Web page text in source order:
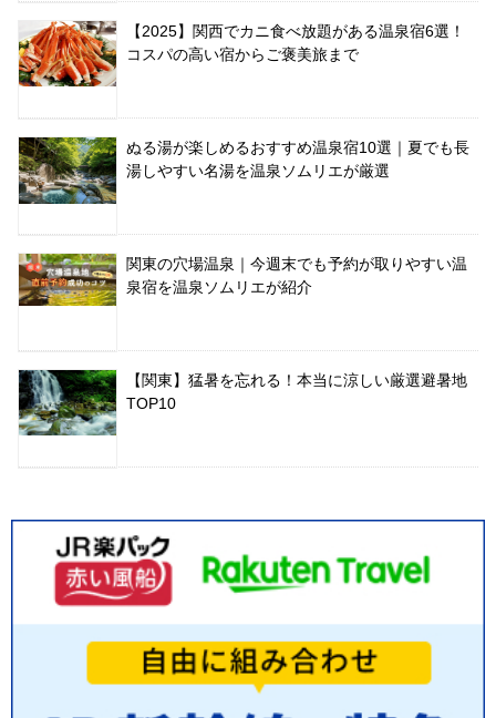
【2025】関西でカニ食べ放題がある温泉宿6選！
コスパの高い宿からご褒美旅まで
ぬる湯が楽しめるおすすめ温泉宿10選｜夏でも長
湯しやすい名湯を温泉ソムリエが厳選
関東の穴場温泉｜今週末でも予約が取りやすい温
泉宿を温泉ソムリエが紹介
【関東】猛暑を忘れる！本当に涼しい厳選避暑地
TOP10